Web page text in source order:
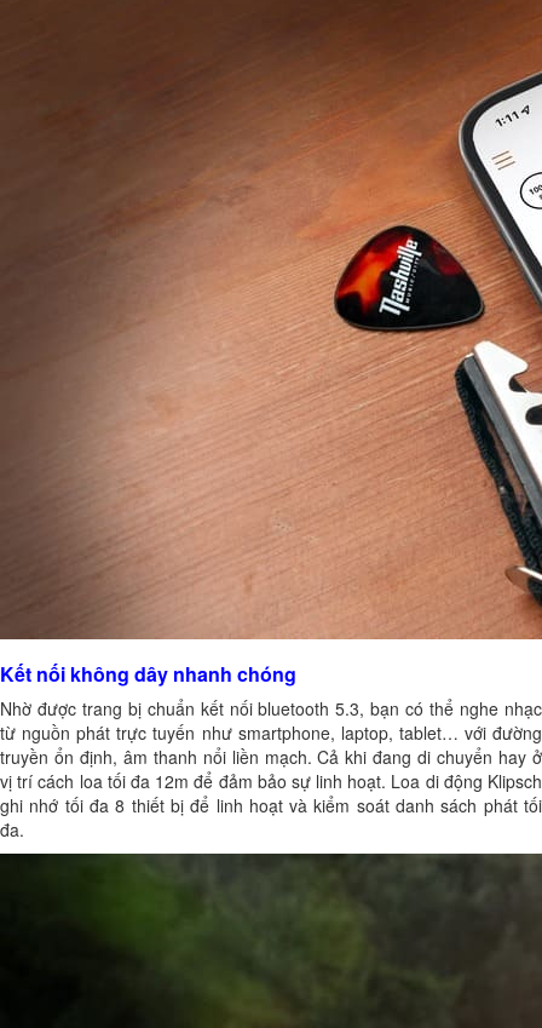
Kết nối không dây nhanh chóng
Nhờ được trang bị chuẩn kết nối bluetooth 5.3, bạn có thể nghe nhạc
từ nguồn phát trực tuyến như smartphone, laptop, tablet… với đường
truyền ổn định, âm thanh nổi liền mạch. Cả khi đang di chuyển hay ở
vị trí cách loa tối đa 12m để đảm bảo sự linh hoạt. Loa di động Klipsch
ghi nhớ tối đa 8 thiết bị để linh hoạt và kiểm soát danh sách phát tối
đa.